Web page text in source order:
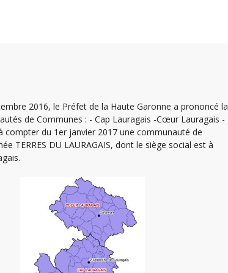
2016, le Préfet de la Haute Garonne a prononcé la
de Communes : - Cap Lauragais -Cœur Lauragais -
compter du 1er janvier 2017 une communauté de
TERRES DU LAURAGAIS, dont le siège social est à